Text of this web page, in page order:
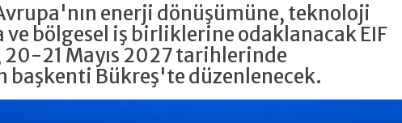
enerji dönüşümüne, teknoloji
ve bölgesel iş birliklerine odaklanacak EIF
20-21 Mayıs 2027 tarihlerinde
başkenti Bükreş'te düzenlenecek.